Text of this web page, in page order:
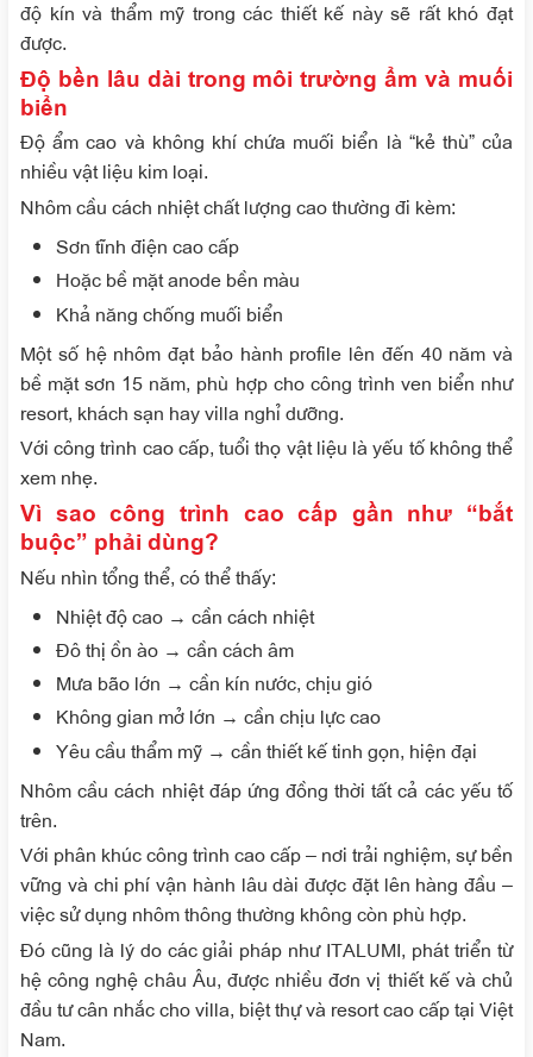
độ kín và thẩm mỹ trong các thiết kế này sẽ rất khó đạt
được.
Độ bền lâu dài trong môi trường ẩm và muối
biển
Độ ẩm cao và không khí chứa muối biển là “kẻ thù” của
nhiều vật liệu kim loại.
Nhôm cầu cách nhiệt chất lượng cao thường đi kèm:
Sơn tĩnh điện cao cấp
Hoặc bề mặt anode bền màu
Khả năng chống muối biển
Một số hệ nhôm đạt bảo hành profile lên đến 40 năm và
bề mặt sơn 15 năm, phù hợp cho công trình ven biển như
resort, khách sạn hay villa nghỉ dưỡng.
Với công trình cao cấp, tuổi thọ vật liệu là yếu tố không thể
xem nhẹ.
Vì sao công trình cao cấp gần như “bắt
buộc” phải dùng?
Nếu nhìn tổng thể, có thể thấy:
Nhiệt độ cao → cần cách nhiệt
Đô thị ồn ào → cần cách âm
Mưa bão lớn → cần kín nước, chịu gió
Không gian mở lớn → cần chịu lực cao
Yêu cầu thẩm mỹ → cần thiết kế tinh gọn, hiện đại
Nhôm cầu cách nhiệt đáp ứng đồng thời tất cả các yếu tố
trên.
Với phân khúc công trình cao cấp – nơi trải nghiệm, sự bền
vững và chi phí vận hành lâu dài được đặt lên hàng đầu –
việc sử dụng nhôm thông thường không còn phù hợp.
Đó cũng là lý do các giải pháp như ITALUMI, phát triển từ
hệ công nghệ châu Âu, được nhiều đơn vị thiết kế và chủ
đầu tư cân nhắc cho villa, biệt thự và resort cao cấp tại Việt
Nam.